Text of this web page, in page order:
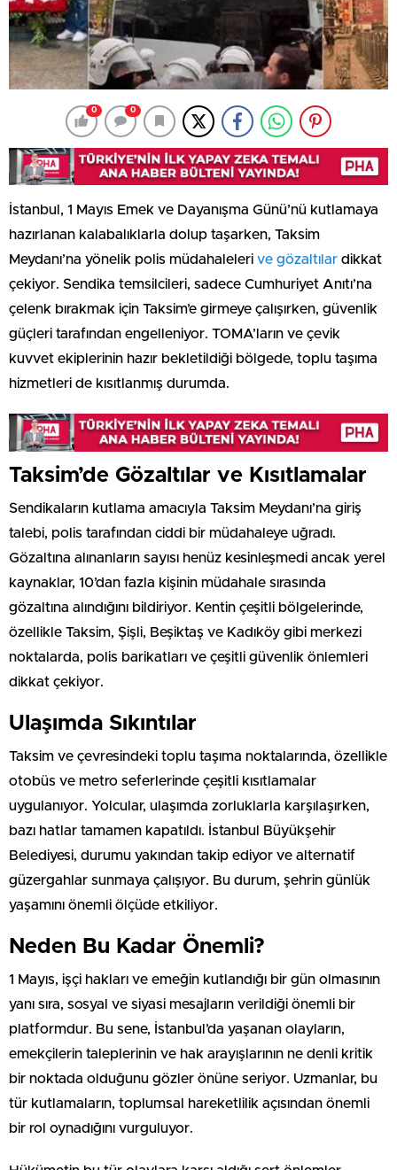
0 0
İstanbul, 1 Mayıs Emek ve Dayanışma Günü’nü kutlamaya
hazırlanan kalabalıklarla dolup taşarken, Taksim
Meydanı’na yönelik polis müdahaleleri ve gözaltılar dikkat
çekiyor. Sendika temsilcileri, sadece Cumhuriyet Anıtı’na
çelenk bırakmak için Taksim’e girmeye çalışırken, güvenlik
güçleri tarafından engelleniyor. TOMA’ların ve çevik
kuvvet ekiplerinin hazır bekletildiği bölgede, toplu taşıma
hizmetleri de kısıtlanmış durumda.
Taksim’de Gözaltılar ve Kısıtlamalar
Sendikaların kutlama amacıyla Taksim Meydanı’na giriş
talebi, polis tarafından ciddi bir müdahaleye uğradı.
Gözaltına alınanların sayısı henüz kesinleşmedi ancak yerel
kaynaklar, 10’dan fazla kişinin müdahale sırasında
gözaltına alındığını bildiriyor. Kentin çeşitli bölgelerinde,
özellikle Taksim, Şişli, Beşiktaş ve Kadıköy gibi merkezi
noktalarda, polis barikatları ve çeşitli güvenlik önlemleri
dikkat çekiyor.
Ulaşımda Sıkıntılar
Taksim ve çevresindeki toplu taşıma noktalarında, özellikle
otobüs ve metro seferlerinde çeşitli kısıtlamalar
uygulanıyor. Yolcular, ulaşımda zorluklarla karşılaşırken,
bazı hatlar tamamen kapatıldı. İstanbul Büyükşehir
Belediyesi, durumu yakından takip ediyor ve alternatif
güzergahlar sunmaya çalışıyor. Bu durum, şehrin günlük
yaşamını önemli ölçüde etkiliyor.
Neden Bu Kadar Önemli?
1 Mayıs, işçi hakları ve emeğin kutlandığı bir gün olmasının
yanı sıra, sosyal ve siyasi mesajların verildiği önemli bir
platformdur. Bu sene, İstanbul’da yaşanan olayların,
emekçilerin taleplerinin ve hak arayışlarının ne denli kritik
bir noktada olduğunu gözler önüne seriyor. Uzmanlar, bu
tür kutlamaların, toplumsal hareketlilik açısından önemli
bir rol oynadığını vurguluyor.